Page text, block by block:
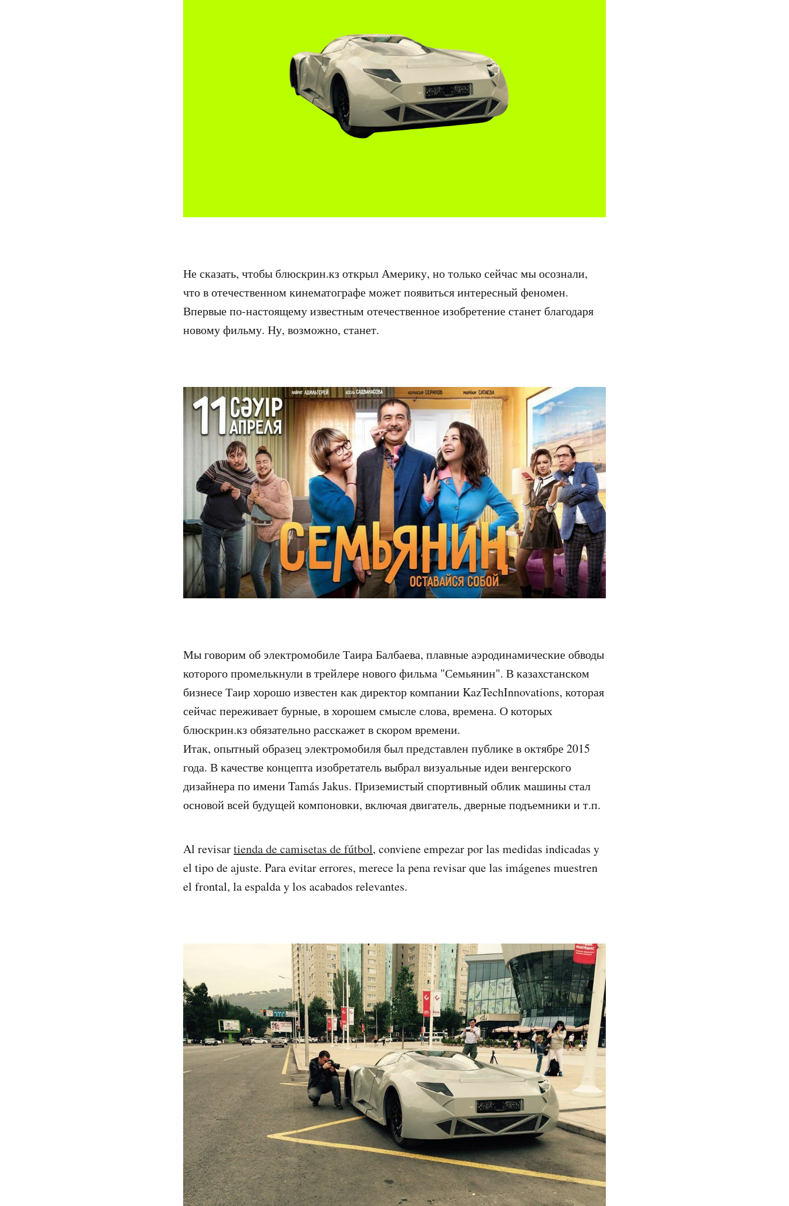
Не сказать, чтобы блюскрин.кз открыл Америку, но только сейчас мы осознали,
что в отечественном кинематографе может появиться интересный феномен.
Впервые по-настоящему известным отечественное изобретение станет благодаря
новому фильму. Ну, возможно, станет.
Мы говорим об электромобиле Таира Балбаева, плавные аэродинамические обводы
которого промелькнули в трейлере нового фильма "Семьянин". В казахстанском
бизнесе Таир хорошо известен как директор компании KazTechInnovations, которая
сейчас переживает бурные, в хорошем смысле слова, времена. О которых
блюскрин.кз обязательно расскажет в скором времени.
Итак, опытный образец электромобиля был представлен публике в октябре 2015
года. В качестве концепта изобретатель выбрал визуальные идеи венгерского
дизайнера по имени Tamás Jakus. Приземистый спортивный облик машины стал
основой всей будущей компоновки, включая двигатель, дверные подъемники и т.п.
Al revisartienda de camisetas de fútbol, conviene empezar por las medidas indicadas y
el tipo de ajuste. Para evitar errores, merece la pena revisar que las imágenes muestren
el frontal, la espalda y los acabados relevantes.